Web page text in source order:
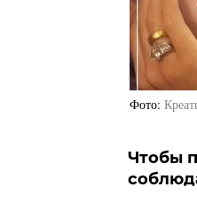
Фото
Чтобы